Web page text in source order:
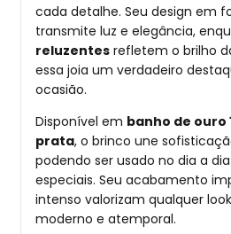
cada detalhe. Seu design em
transmite luz e elegância,
reluzentes refletem o brilho
essa joia um verdadeiro
ocasião.
Disponível em banho de ouro
prata, o brinco une
podendo ser usado no dia a
especiais. Seu acabamento
intenso valorizam qualquer
moderno e atemporal.